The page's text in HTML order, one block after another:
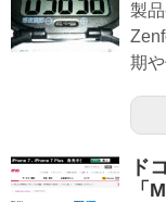
製
期
ド
「